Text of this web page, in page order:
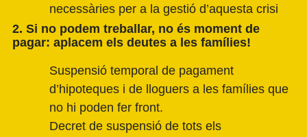
necessàries per a la gestió d’aquesta crisi
2. Si no podem treballar, no és moment de
pagar: aplacem els deutes a les famílies!
Suspensió temporal de pagament
d’hipoteques i de lloguers a les famílies que
no hi poden fer front.
Decret de suspensió de tots els